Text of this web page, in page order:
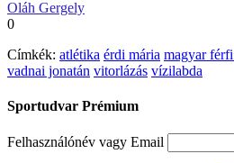
Oláh Gergely
0
Címkék: atlétika érdi mária magyar
vadnai jonatán vitorlázás vízilabda
Sportudvar Prémium
Felhasználónév vagy Email